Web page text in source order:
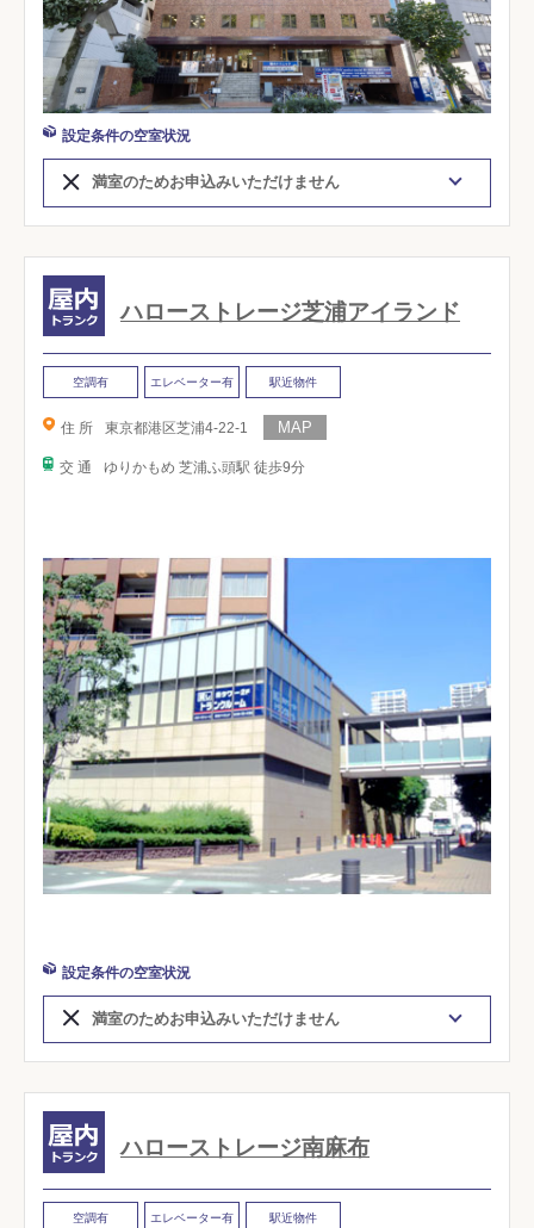
設定条件の空室状況
満室のためお申込みいただけません
ハローストレージ芝浦アイランド
空調有 エレベーター有 駅近物件
住 所 東京都港区芝浦4-22-1
交 通 ゆりかもめ 芝浦ふ頭駅 徒歩9分
設定条件の空室状況
満室のためお申込みいただけません
ハローストレージ南麻布
空調有 エレベーター有 駅近物件